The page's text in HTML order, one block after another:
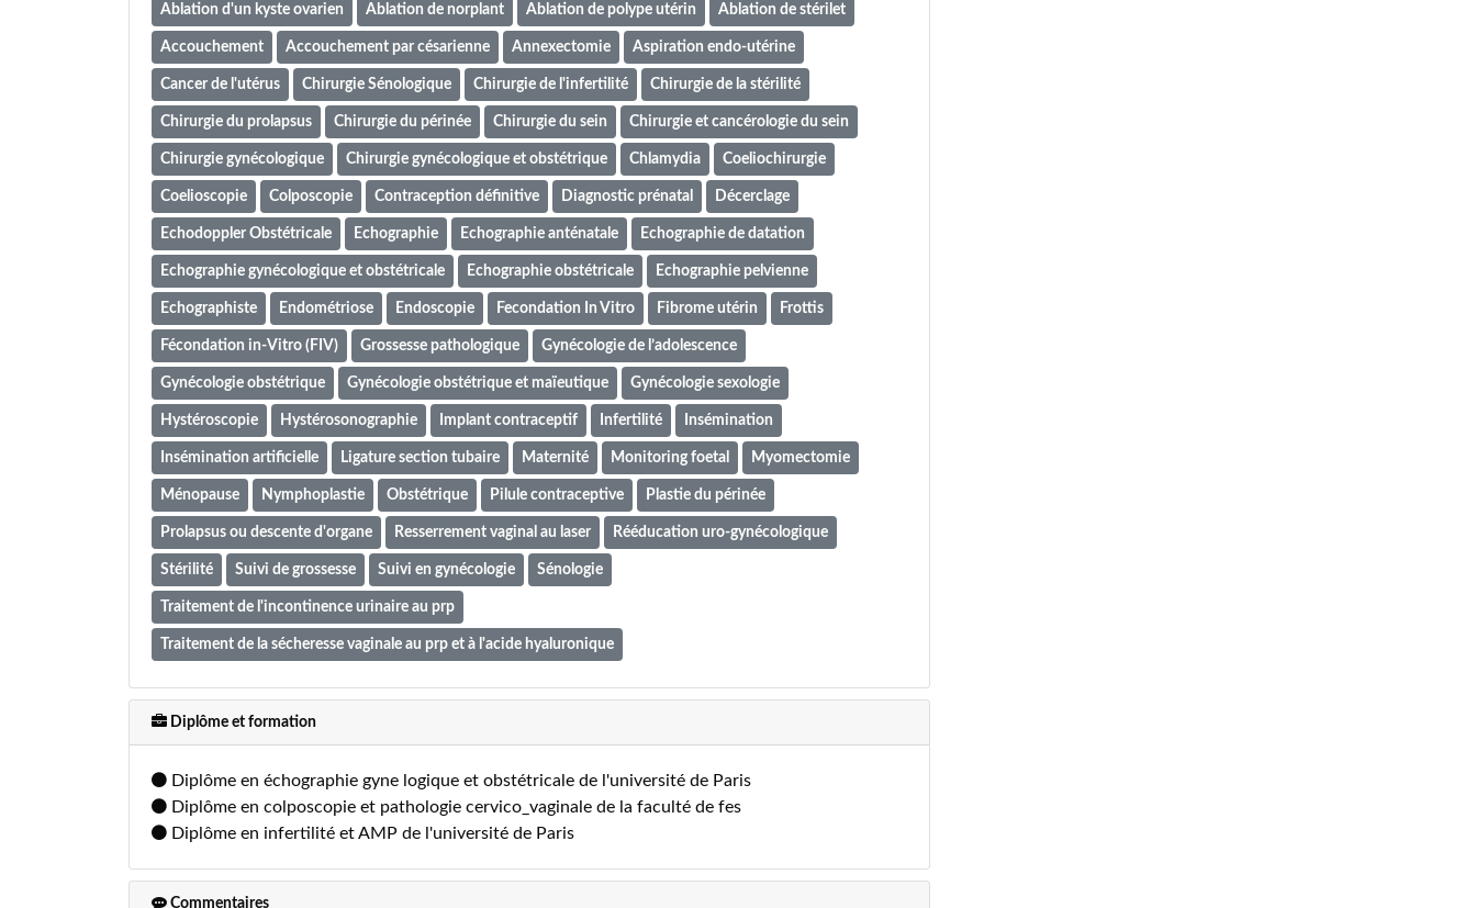
Ablation d'un kyste ovarien Ablation de norplant Ablation de polype utérin Ablation de stérilet
Accouchement Accouchement par césarienne Annexectomie Aspiration endo-utérine
Cancer de l'utérus Chirurgie Sénologique Chirurgie de l'infertilité Chirurgie de la stérilité
Chirurgie du prolapsus Chirurgie du périnée Chirurgie du sein Chirurgie et cancérologie du sein
Chirurgie gynécologique Chirurgie gynécologique et obstétrique Chlamydia Coeliochirurgie
Coelioscopie Colposcopie Contraception définitive Diagnostic prénatal Décerclage
Echodoppler Obstétricale Echographie Echographie anténatale Echographie de datation
Echographie gynécologique et obstétricale Echographie obstétricale Echographie pelvienne
Echographiste Endométriose Endoscopie Fecondation In Vitro Fibrome utérin Frottis
Fécondation in-Vitro (FIV) Grossesse pathologique Gynécologie de l’adolescence
Gynécologie obstétrique Gynécologie obstétrique et maïeutique Gynécologie sexologie
Hystéroscopie Hystérosonographie Implant contraceptif Infertilité Insémination
Insémination artificielle Ligature section tubaire Maternité Monitoring foetal Myomectomie
Ménopause Nymphoplastie Obstétrique Pilule contraceptive Plastie du périnée
Prolapsus ou descente d'organe Resserrement vaginal au laser Rééducation uro-gynécologique
Stérilité Suivi de grossesse Suivi en gynécologie Sénologie
Traitement de l'incontinence urinaire au prp
Traitement de la sécheresse vaginale au prp et à l'acide hyaluronique
Diplôme et formation
Diplôme en échographie gyne logique et obstétricale de l'université de Paris
Diplôme en colposcopie et pathologie cervico_vaginale de la faculté de fes
Diplôme en infertilité et AMP de l'université de Paris
Commentaires